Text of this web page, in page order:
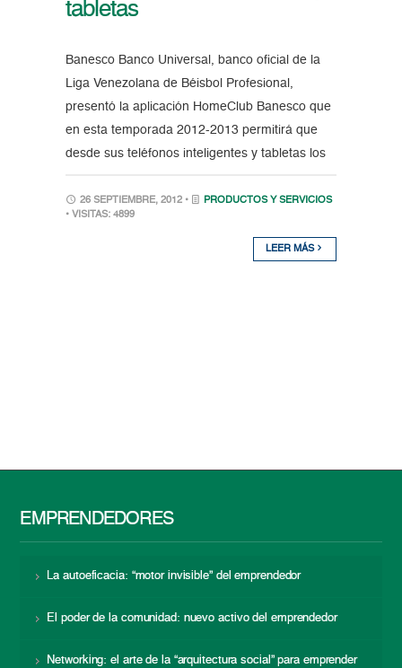
tabletas
Banesco Banco Universal, banco oficial de la
Liga Venezolana de Béisbol Profesional,
presentó la aplicación HomeClub Banesco que
en esta temporada 2012-2013 permitirá que
desde sus teléfonos inteligentes y tabletas los
26 SEPTIEMBRE, 2012 •
PRODUCTOS Y SERVICIOS
• VISITAS: 4899
LEER MÁS
EMPRENDEDORES
La autoeficacia: “motor invisible” del emprendedor
El poder de la comunidad: nuevo activo del emprendedor
Networking: el arte de la “arquitectura social” para emprender